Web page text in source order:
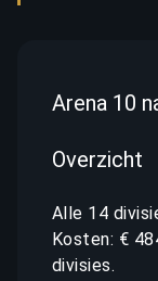
Arena 10
Overzicht
Alle 14
Kosten: €
divisies.